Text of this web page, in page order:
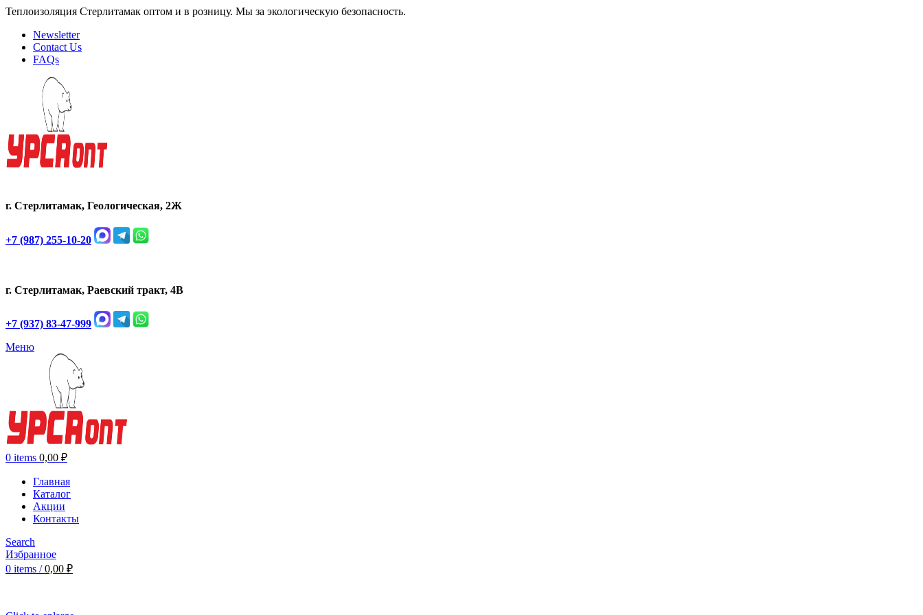
Теплоизоляция Стерлитамак оптом и в розницу. Мы за экологическую безопасность.
Newsletter
Contact Us
FAQs
г. Стерлитамак, Геологическая, 2Ж
+7 (987) 255-10-20
г. Стерлитамак, Раевский тракт, 4В
+7 (937) 83-47-999
Меню
0 items 0,00 ₽
Главная
Каталог
Акции
Контакты
Search
Избранное
0 items / 0,00 ₽